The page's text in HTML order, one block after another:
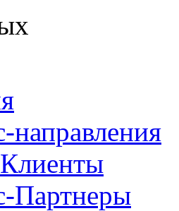
направления
Партнеры